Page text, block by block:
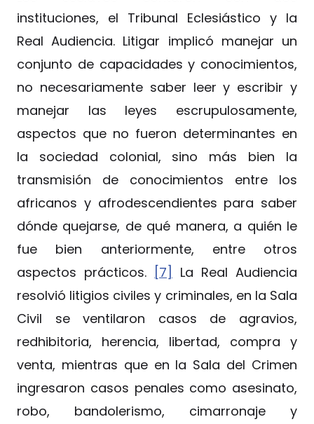
instituciones, el Tribunal Eclesiástico y la
Real Audiencia. Litigar implicó manejar un
conjunto de capacidades y conocimientos,
no necesariamente saber leer y escribir y
manejar las leyes escrupulosamente,
aspectos que no fueron determinantes en
la sociedad colonial, sino más bien la
transmisión de conocimientos entre los
africanos y afrodescendientes para saber
dónde quejarse, de qué manera, a quién le
fue bien anteriormente, entre otros
aspectos prácticos. [7]
La Real Audiencia
resolvió litigios civiles y criminales, en la Sala
Civil se ventilaron casos de agravios,
redhibitoria, herencia, libertad, compra y
venta, mientras que en la Sala del Crimen
ingresaron casos penales como asesinato,
robo, bandolerismo, cimarronaje y